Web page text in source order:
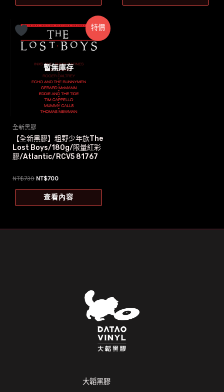
特價
暫無庫存
全新黑膠
【全新黑膠】粗野少年族The
Lost Boys/180g/限量紅彩
膠/Atlantic/RCV5 81767
NT$739 原
格：
NT$700目
價
格：
查看內容
大韜黑膠